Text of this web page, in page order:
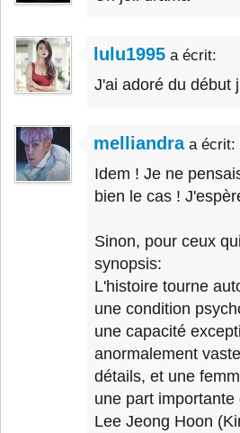
lulu1995 a écrit:
J'ai adoré du début
melliandraa écrit:
Idem ! Je ne
bien le cas !
Sinon, pour ceux
synopsis:
L'histoire tourne
une condition
une capacité
anormalement
détails, et une
une part
Lee Jeong Hoon